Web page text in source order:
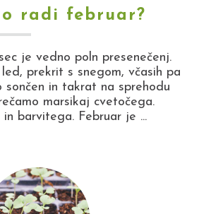
radi februar?
je vedno poln presenečenj.
prekrit s snegom, včasih pa
in takrat na sprehodu
marsikaj cvetočega.
in barvitega. Februar je ...